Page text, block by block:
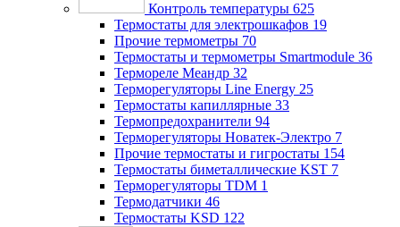
Контроль температуры 625
Термостаты для электрошкафов 19
Прочие термометры 70
Термостаты и термометры Smartmodule 36
Термореле Меандр 32
Терморегуляторы Line Energy 25
Термостаты капиллярные 33
Термопредохранители 94
Терморегуляторы Новатек-Электро 7
Прочие термостаты и гигростаты 154
Термостаты биметаллические KST 7
Терморегуляторы TDM 1
Термодатчики 46
Термостаты KSD 122